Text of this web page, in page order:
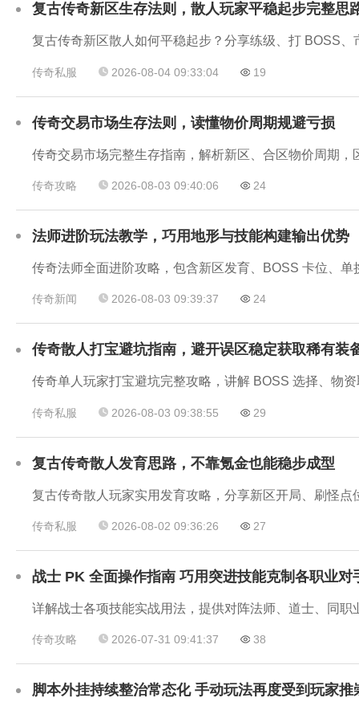
复古传奇新区生存法则，散人玩家平稳起步完整思
复古传奇新区散人如何平稳起步？分享练级、打 BOSS
传奇私服 2026-08-04 09:33:04 19
传奇交易市场生存法则，读懂物价周期规避亏损
传奇交易市场完整生存指南，解析新区、合区物价周期
传奇攻略 2026-08-03 09:40:06 24
法师进阶玩法教学，巧用地形与技能构建输出优势
传奇法师全面进阶攻略，包含新区发育、BOSS 卡位、
传奇新闻 2026-08-03 09:39:37 24
传奇散人打宝避坑指南，避开误区稳定获取稀有装
传奇单人玩家打宝避坑完整攻略，讲解 BOSS 选择、物
传奇私服 2026-08-03 09:38:55 29
复古传奇散人发育思路，不靠氪金也能稳步成型
复古传奇散人玩家实用发育攻略，分享新区开局、刷怪
传奇私服 2026-08-02 09:36:26 27
战士 PK 全面操作指南 巧用突进技能克制各职业对
详解战士各项技能实战用法，提供对阵法师、道士、同
传奇攻略 2026-07-31 09:41:37 38
脚本外挂持续整治常态化 手动玩法再度受到玩家推